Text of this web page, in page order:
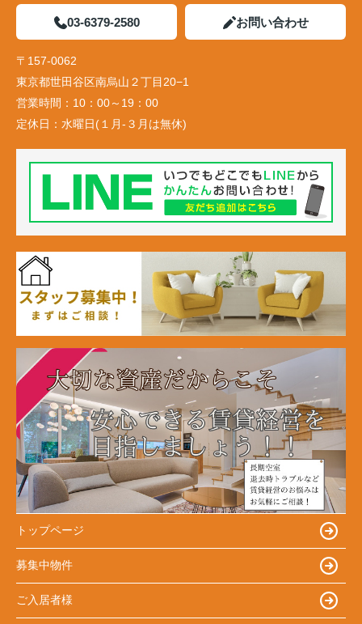
03-6379-2580 お問い合わせ
〒157-0062
東京都世田谷区南烏山２丁目20−1
営業時間： 10：00～19：00
定休日： 水曜日(１月-３月は無休)
トップページ
募集中物件
ご入居者様